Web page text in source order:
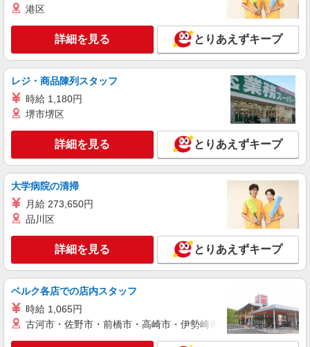
港区
詳細を見る とりあえずキープ
レジ・商品陳列スタッフ
時給 1,180円
堺市堺区
詳細を見る とりあえずキープ
大学病院の清掃
月給 273,650円
品川区
詳細を見る とりあえずキープ
ベルク各店での店内スタッフ
時給 1,065円
古河市・佐野市・前橋市・高崎市・伊勢崎市・太田市・館林市